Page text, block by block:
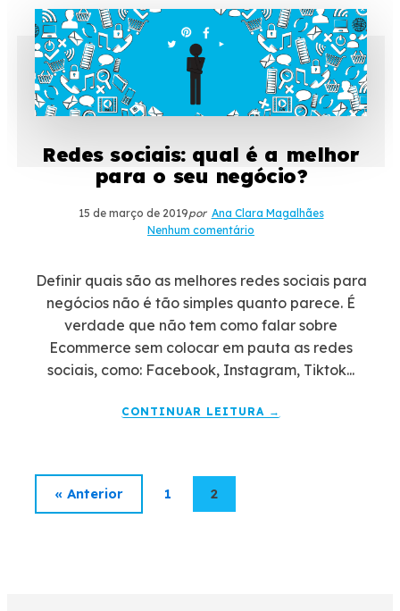
Redes sociais: qual é a melhor
para o seu negócio?
15 de março de 2019por Ana Clara Magalhães
Nenhum comentário
Definir quais são as melhores redes sociais para
negócios não é tão simples quanto parece. É
verdade que não tem como falar sobre
Ecommerce sem colocar em pauta as redes
sociais, como: Facebook, Instagram, Tiktok...
CONTINUAR LEITURA →
« Anterior 1 2